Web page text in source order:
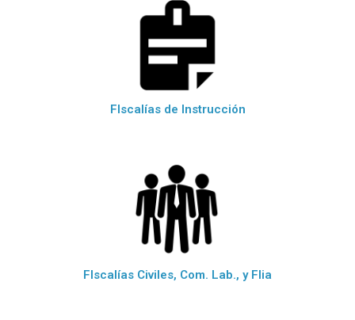
FIscalías de Instrucción
FIscalías Civiles, Com. Lab., y Flia